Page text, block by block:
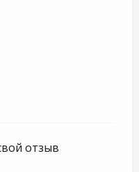
отзыв